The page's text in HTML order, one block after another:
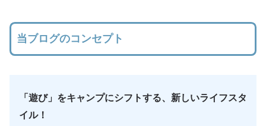
当ブログのコンセプト
「遊び」をキャンプにシフトする、新しいライフスタ
イル！